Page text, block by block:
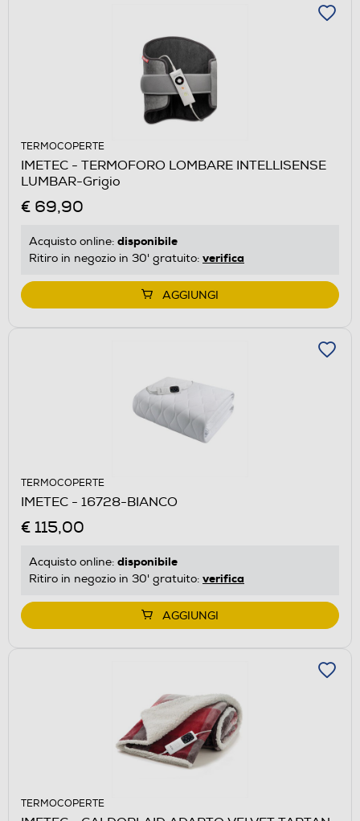
TERMOCOPERTE
IMETEC - TERMOFORO LOMBARE INTELLISENSE
LUMBAR-Grigio
€ 69,90
Acquisto online: disponibile
Ritiro in negozio in 30' gratuito: verifica
AGGIUNGI
TERMOCOPERTE
IMETEC - 16728-BIANCO
€ 115,00
Acquisto online: disponibile
Ritiro in negozio in 30' gratuito: verifica
AGGIUNGI
TERMOCOPERTE